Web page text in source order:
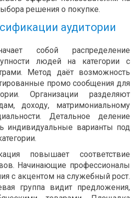
решения о покупке.
аудитории
собой распределение
людей на категории с
Метод даёт возможность
промо сообщения для
Организации разделяют
доходу, матримониальному
Детальное деление
индивидуальные варианты под
повышает соответствие
Начинающие профессионалы
с акцентом на служебный рост.
группа видит предложения,